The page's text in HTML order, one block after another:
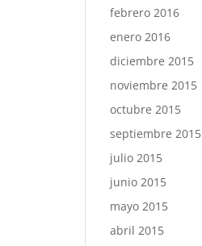
febrero 2016
enero 2016
diciembre 2015
noviembre 2015
octubre 2015
septiembre 2015
julio 2015
junio 2015
mayo 2015
abril 2015